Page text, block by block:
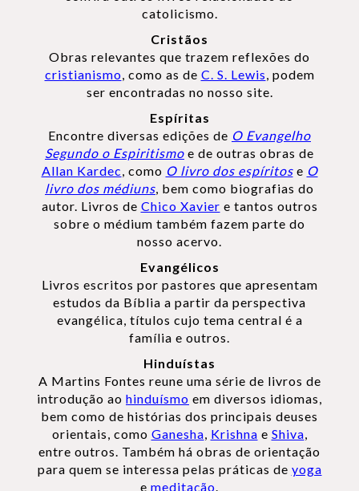
catolicismo.
Cristãos
Obras relevantes que trazem reflexões do
cristianismo, como as de C. S. Lewis, podem
ser encontradas no nosso site.
Espíritas
Encontre diversas edições de O Evangelho
Segundo o Espiritismo e de outras obras de
Allan Kardec, como O livro dos espíritose O
livro dos médiuns, bem como biografias do
autor. Livros de Chico Xavier e tantos outros
sobre o médium também fazem parte do
nosso acervo.
Evangélicos
Livros escritos por pastores que apresentam
estudos da Bíblia a partir da perspectiva
evangélica, títulos cujo tema central é a
família e outros.
Hinduístas
A Martins Fontes reune uma série de livros de
introdução ao hinduísmo em diversos idiomas,
bem como de histórias dos principais deuses
orientais, como Ganesha, Krishna e Shiva,
entre outros. Também há obras de orientação
para quem se interessa pelas práticas de yoga
e meditação.